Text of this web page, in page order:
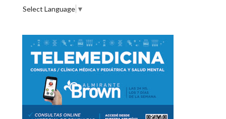
Select Language ▼